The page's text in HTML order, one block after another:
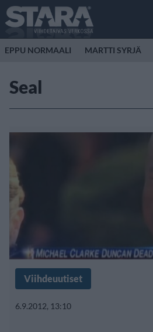
EPPU NORMAALI MARTTI SYRJÄ
Seal
Viihdeuutiset
6.9.2012, 13:10